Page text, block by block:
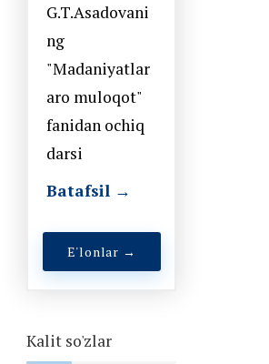
G.T.Asadovani
ng
"Madaniyatlar
aro muloqot"
fanidan ochiq
darsi
Batafsil →
E'lonlar →
Kalit so'zlar